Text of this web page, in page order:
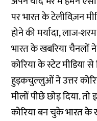
पर भारत के टेलीविज़न
होने की मर्यादा, लाज-
भारत के खबरिया चैनलों
कोरिया के स्टेट मीडिया
हुड़कचुल्लुओं ने उत्तर
मीलों पीछे छोड़ दिया. तो
कोरिया बन चुके भारत के